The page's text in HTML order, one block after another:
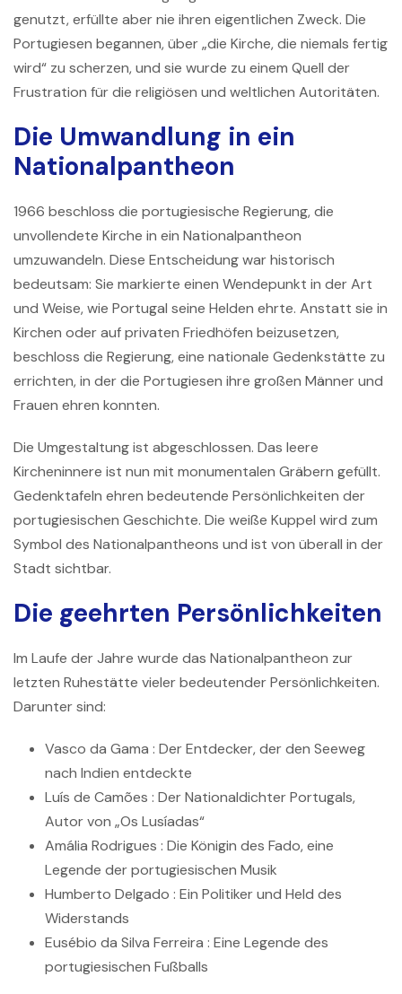
genutzt, erfüllte aber nie ihren eigentlichen Zweck. Die
Portugiesen begannen, über „die Kirche, die niemals fertig
wird“ zu scherzen, und sie wurde zu einem Quell der
Frustration für die religiösen und weltlichen Autoritäten.
Die Umwandlung in ein
Nationalpantheon
1966 beschloss die portugiesische Regierung, die
unvollendete Kirche in ein Nationalpantheon
umzuwandeln. Diese Entscheidung war historisch
bedeutsam: Sie markierte einen Wendepunkt in der Art
und Weise, wie Portugal seine Helden ehrte. Anstatt sie in
Kirchen oder auf privaten Friedhöfen beizusetzen,
beschloss die Regierung, eine nationale Gedenkstätte zu
errichten, in der die Portugiesen ihre großen Männer und
Frauen ehren konnten.
Die Umgestaltung ist abgeschlossen. Das leere
Kircheninnere ist nun mit monumentalen Gräbern gefüllt.
Gedenktafeln ehren bedeutende Persönlichkeiten der
portugiesischen Geschichte. Die weiße Kuppel wird zum
Symbol des Nationalpantheons und ist von überall in der
Stadt sichtbar.
Die geehrten Persönlichkeiten
Im Laufe der Jahre wurde das Nationalpantheon zur
letzten Ruhestätte vieler bedeutender Persönlichkeiten.
Darunter sind:
Vasco da Gama : Der Entdecker, der den Seeweg
nach Indien entdeckte
Luís de Camões : Der Nationaldichter Portugals,
Autor von „Os Lusíadas“
Amália Rodrigues : Die Königin des Fado, eine
Legende der portugiesischen Musik
Humberto Delgado : Ein Politiker und Held des
Widerstands
Eusébio da Silva Ferreira : Eine Legende des
portugiesischen Fußballs